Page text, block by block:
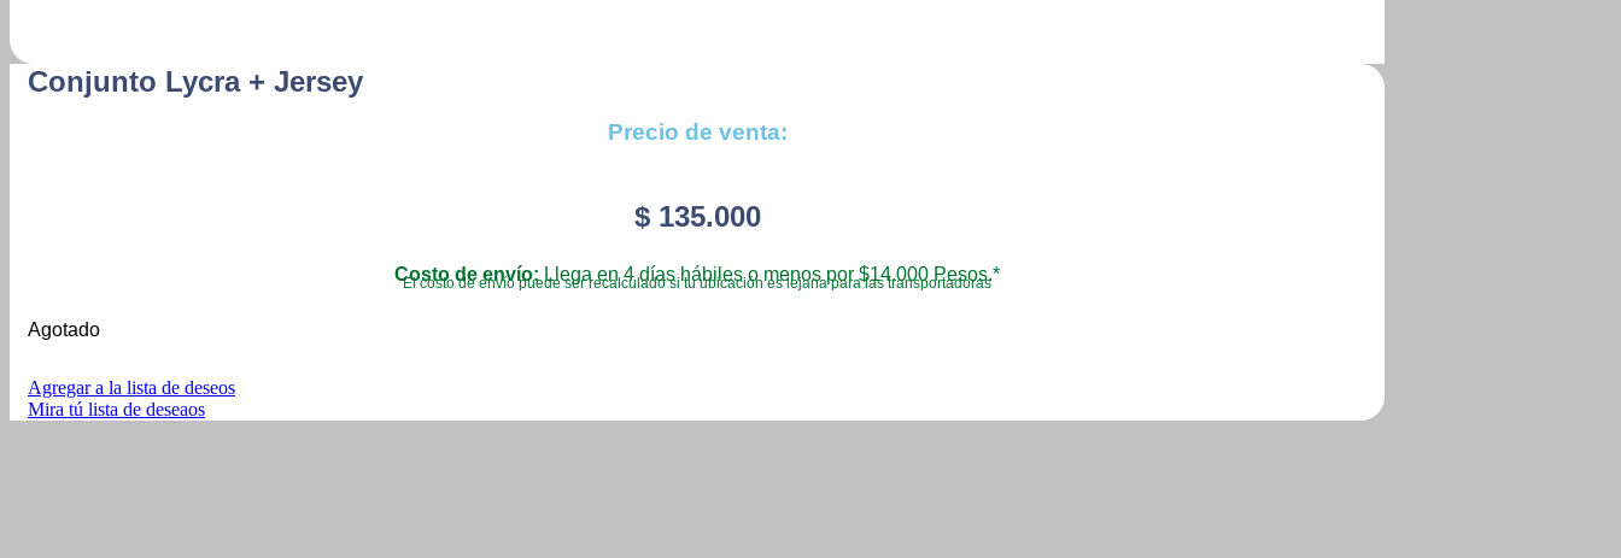
Conjunto Lycra + Jersey
Precio de venta:
$135.000
Costo de envío: Llega en 4 días hábiles o menos por $14.000 Pesos.*
El costo de envío puede ser recalculado si tu ubicación es lejana para las transportadoras
Agotado
Agregar a la lista de deseos
Mira tú lista de deseaos